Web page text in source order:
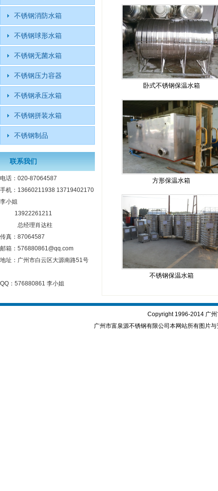
卧式不锈钢保温水箱
方形保温水箱
不锈钢保温水箱
不锈钢消防水箱
不锈钢球形水箱
不锈钢无菌水箱
不锈钢压力容器
不锈钢承压水箱
不锈钢拼装水箱
不锈钢制品
联系我们
电话：020-87064587
手机：13660211938 13719402170
李小姐
13922261211
总经理肖达柱
传真：87064587
邮箱：576880861@qq.com
地址：广州市白云区大源南路51号
QQ：576880861 李小姐
Copyright 1996-2014 广
广州市富泉源不锈钢有限公司本网站所有图片